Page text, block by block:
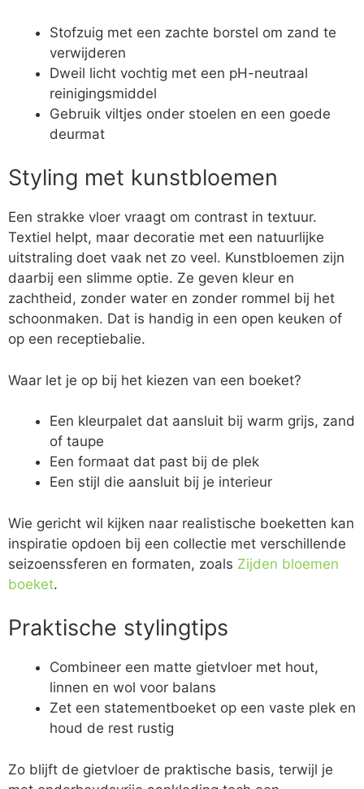
Stofzuig met een zachte borstel om zand te
verwijderen
Dweil licht vochtig met een pH-neutraal
reinigingsmiddel
Gebruik viltjes onder stoelen en een goede
deurmat
Styling met kunstbloemen
Een strakke vloer vraagt om contrast in textuur.
Textiel helpt, maar decoratie met een natuurlijke
uitstraling doet vaak net zo veel. Kunstbloemen zijn
daarbij een slimme optie. Ze geven kleur en
zachtheid, zonder water en zonder rommel bij het
schoonmaken. Dat is handig in een open keuken of
op een receptiebalie.
Waar let je op bij het kiezen van een boeket?
Een kleurpalet dat aansluit bij warm grijs, zand
of taupe
Een formaat dat past bij de plek
Een stijl die aansluit bij je interieur
Wie gericht wil kijken naar realistische boeketten kan
inspiratie opdoen bij een collectie met verschillende
seizoenssferen en formaten, zoals Zijden bloemen
boeket.
Praktische stylingtips
Combineer een matte gietvloer met hout,
linnen en wol voor balans
Zet een statementboeket op een vaste plek en
houd de rest rustig
Zo blijft de gietvloer de praktische basis, terwijl je